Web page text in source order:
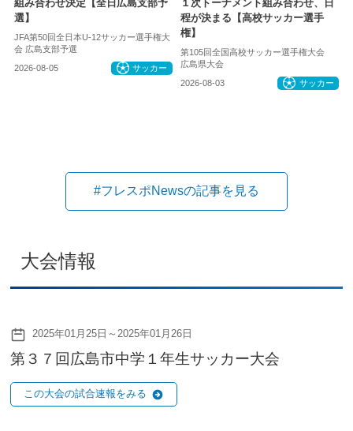
組み合わせ決定【全日広島支部予
選】
JFA第50回全日本U-12サッカー選手権大
会 広島支部予選
2026-08-05 サッカー
１次トーナメント組み合わせ、日
程が決まる【高校サッカー選手
権】
第105回全国高校サッカー選手権大会
広島県大会
2026-08-03 サッカー
#フレスポNewsの記事を見る
大会情報
2025年01月25日～2025年01月26日
第３７回広島市中学１年生サッカー大会
この大会の試合速報をみる